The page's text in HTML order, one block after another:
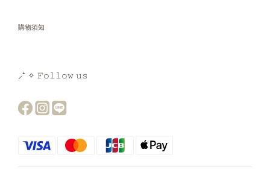
購物須知
⸝⁺ ✧ 𝙵𝚘𝚕𝚕𝚘𝚠 𝚞𝚜